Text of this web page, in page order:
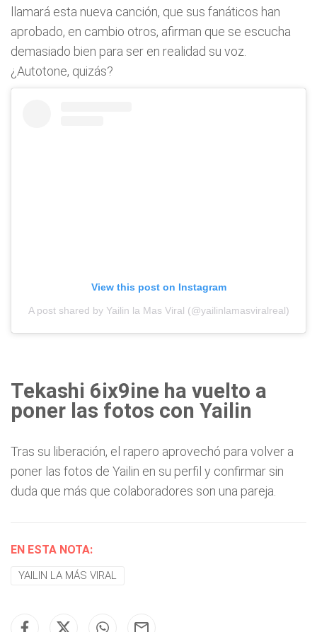
llamará esta nueva canción, que sus fanáticos han
aprobado, en cambio otros, afirman que se escucha
demasiado bien para ser en realidad su voz.
¿Autotone, quizás?
View this post on Instagram
A post shared by Yailin la Mas Viral (@yailinlamasviralreal)
Tekashi 6ix9ine ha vuelto a
poner las fotos con Yailin
Tras su liberación, el rapero aprovechó para volver a
poner las fotos de Yailin en su perfil y confirmar sin
duda que más que colaboradores son una pareja.
EN ESTA NOTA:
YAILIN LA MÁS VIRAL